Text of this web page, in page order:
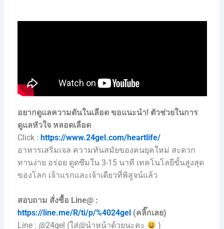
อยากดูแลความดันในเลือด ขอแนะนำ! ตัวช่วยในการ
ดูแลหัวใจ หลอดเลือด
Click : https://www.24gel.com/heartlife/
อาหารเสริมเจล ความทันสมัยของคนยุคใหม่ สะดวก
ทานง่าย อร่อย ดูดซึมใน 3-15 นาที เทคโนโลยีขั้นสูงสุด
ของโลก เจ้าแรกและเจ้าเดียวที่พิสูจน์แล้ว
สอบถาม สั่งซื้อ Line@ :
https://line.me/R/ti/p/%4024gel (คลิ๊กเลย)
Line : @24gel (ใส่@นำหน้าด้วยนะคะ
)